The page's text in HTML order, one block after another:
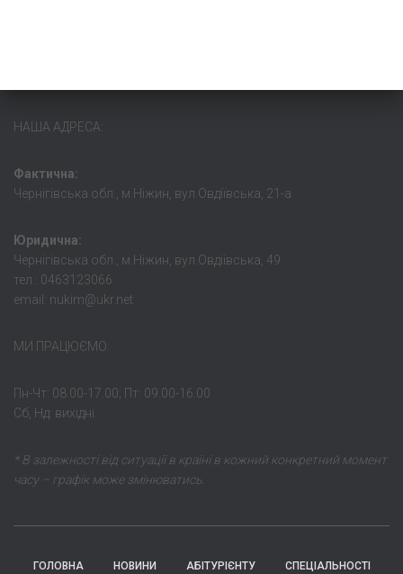
НАША АДРЕСА:
Фактична:
Чернігівська обл., м.Ніжин, вул.Овдіївська, 21-а
Юридична:
Чернігівська обл., м.Ніжин, вул.Овдіівська, 49
тел.: 0463123066
email: nukim@ukr.net
МИ ПРАЦЮЄМО:
Пн-Чт: 08.00-17.00; Пт: 09.00-16.00
Сб, Нд: вихідні.
* В залежності від ситуації в країні в кожний конкретний момент
часу – графік може змінюватись.
ГОЛОВНА НОВИНИ АБІТУРІЄНТУ СПЕЦІАЛЬНОСТІ